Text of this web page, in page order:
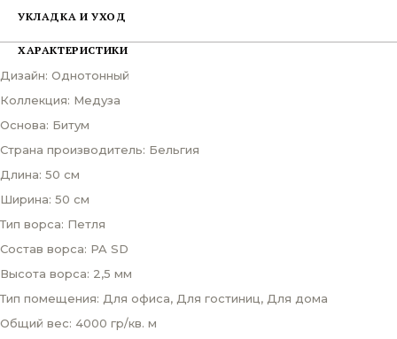
УКЛАДКА И УХОД
ХАРАКТЕРИСТИКИ
Дизайн: Однотонный
Коллекция: Медуза
Основа: Битум
Страна производитель: Бельгия
Длина: 50 см
Ширина: 50 см
Тип ворса: Петля
Состав ворса: PA SD
Высота ворса: 2,5 мм
Тип помещения: Для офиса, Для гостиниц, Для дома
Общий вес: 4000 гр/кв. м